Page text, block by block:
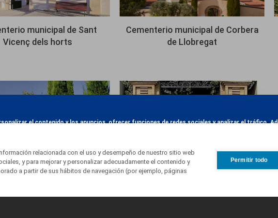
municipal de Sant
Vicenç dels horts
Cementerio municipal de Corbera
de Llobregat
municipales de
Imagen
Cementerio parroquial de Sant
relacionada con el uso y desempeño de nuestro sitio web
y para mejorar y personalizar adecuadamente el contenido y
a partir de sus hábitos de navegación (por ejemplo, páginas
Permitir todo
el contenido y los anuncios, ofrecer funciones de redes sociales y analizar el tráfico.
de redes sociales, publicidad y análisis web, quienes pueden combinarla con otra
de sus servicios. Más información